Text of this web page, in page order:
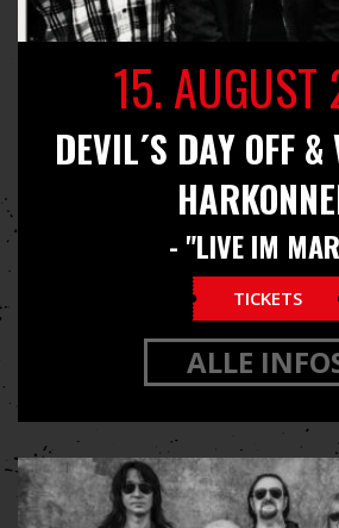
15.
DEVIL´S DAY OFF
- "LIVE IM
TICKETS
ALLE